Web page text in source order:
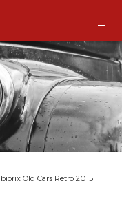
Old Cars Retro 2015